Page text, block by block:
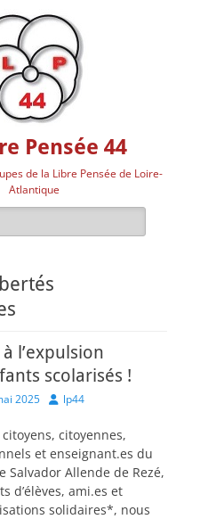
Pensée 44
de la Libre Pensée de Loire-
Atlantique
l’expulsion
scolarisés !
2025 Author
lp44
citoyennes,
et enseignant.es du
Salvador Allende de Rezé,
d’élèves, ami.es et
solidaires*, nous